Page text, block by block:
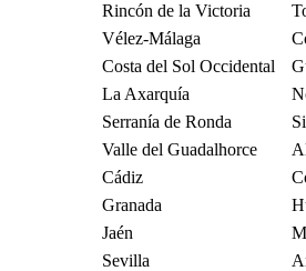
Rincón de la Victoria
Vélez-Málaga
Costa del Sol Occidental
La Axarquía
Serranía de Ronda
Valle del Guadalhorce
Cádiz
Granada
Jaén
Sevilla